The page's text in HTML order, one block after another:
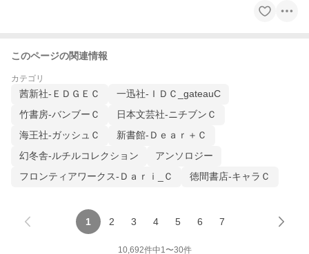
このページの関連情報
カテゴリ
茜新社-ＥＤＧＥＣ
一迅社-ＩＤＣ_gateauC
竹書房-バンブーＣ
日本文芸社-ニチブンＣ
海王社-ガッシュＣ
新書館-Ｄｅａｒ＋Ｃ
幻冬舎-ルチルコレクション
アンソロジー
フロンティアワークス-Ｄａｒｉ_Ｃ
徳間書店-キャラＣ
1 2 3 4 5 6 7
10,692件中1〜30件